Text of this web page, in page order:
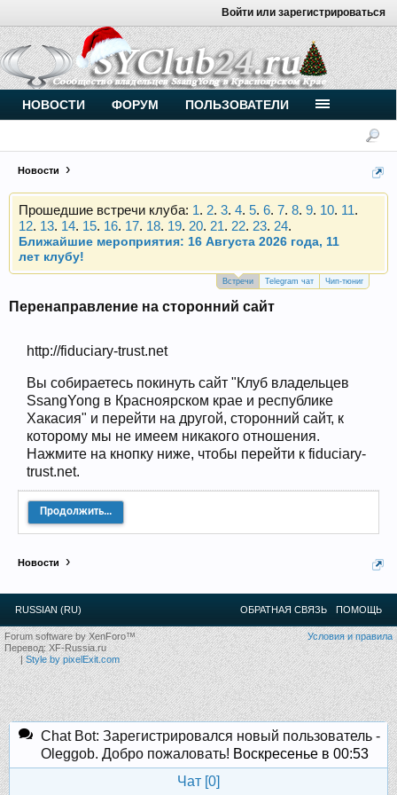
Войти или зарегистрироваться
Новости
Внимание, новые участники нашего клуба!
Основное общение происходит вTelegram-чате.
Присоединяйтесь.
Чип-тюнинг (прошивка) дизелей от
Vahmurka
12.13.14.15.16.17.18.19.20.21.22.23.24.
Ближайшие мероприятия: 16 Августа 2026 года, 11
лет клубу!
Внимание, новые участники нашего клуба!
Основное общение происходит вTelegram-чате.
Чип-тюнинг (прошивка) дизелей от
Прошедшие встречи клуба:1.2 .3.4 .5 .6.7.8.9.10
12.13.14.15.16.17.18 .19.20.21 22.23.24.
Ближайшие мероприятия: 16 Августа 2026 года, 11
лет клубу!
Встречи Telegram чат Чип-тюниг
Перенаправление на сторонний сайт
http://fiduciary-trust.net
Вы собираетесь покинуть сайт "Клуб владельцев
SsangYong в Красноярском крае и республике
Хакасия" и перейти на другой, сторонний сайт, к
которому мы не имеем никакого отношения.
Нажмите на кнопку ниже, чтобы перейти к fiduciary-
trust.net.
Продолжить...
Новости
НОВОСТИ ФОРУМ ПОЛЬЗОВАТЕЛИ
RUSSIAN (RU) ОБРАТНАЯ СВЯЗЬ ПОМОЩЬ
Условия и правила
Forum software by XenForo™
Перевод:XF-Russia.ru
|Style by pixelExit.com
Chat Bot: Зарегистрировался новый пользователь -
Oleggob. Добро пожаловать! Воскресенье в 00:53
Чат [0]